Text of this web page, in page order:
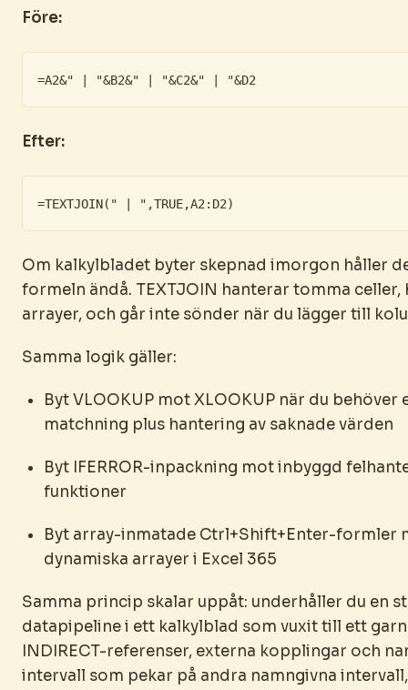
Före:
=A2&" | "&B2&" | "&C2&" | "&D2
Efter:
=TEXTJOIN(" | ",TRUE,A2:D2)
Om kalkylbladet byter skepnad imorgon håller
formeln ändå. TEXTJOIN hanterar tomma celler,
arrayer, och går inte sönder när du lägger till
Samma logik gäller:
Byt VLOOKUP mot XLOOKUP när du behöver
matchning plus hantering av saknade värden
Byt IFERROR-inpackning mot inbyggd
funktioner
Byt array-inmatade Ctrl+Shift+Enter-formler
dynamiska arrayer i Excel 365
Samma princip skalar uppåt: underhåller du en
datapipeline i ett kalkylblad som vuxit till ett garn
INDIRECT-referenser, externa kopplingar och
intervall som pekar på andra namngivna